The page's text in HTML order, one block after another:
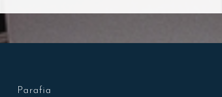
Parafia